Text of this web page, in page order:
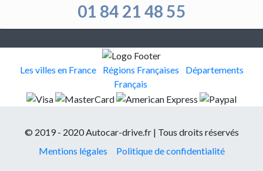
01 84 21 48 55
Les villes en France Régions Françaises
Départements
Français
© 2019 - 2020 Autocar-drive.fr | Tous droits réservés
Mentions légales
Politique de confidentialité